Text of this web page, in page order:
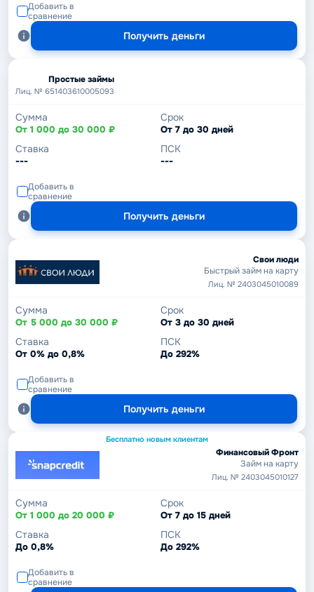
Добавить в
сравнение
Получить деньги
Простые займы
Лиц. № 651403610005093
Сумма
От 1 000 до 30 000 ₽
Срок
От 7 до 30 дней
Ставка
---
ПСК
---
Добавить в
сравнение
Получить деньги
Свои люди
Быстрый займ на карту
Лиц. № 2403045010089
Сумма
От 5 000 до 30 000 ₽
Срок
От 3 до 30 дней
Ставка
От 0% до 0,8%
ПСК
До 292%
Добавить в
сравнение
Получить деньги
Бесплатно новым клиентам
Финансовый Фронт
Займ на карту
Лиц. № 2403045010127
Сумма
От 1 000 до 20 000 ₽
Срок
От 7 до 15 дней
Ставка
До 0,8%
ПСК
До 292%
Добавить в
сравнение